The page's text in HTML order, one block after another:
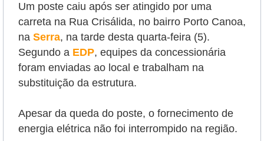
Um poste caiu após ser atingido por uma
carreta na Rua Crisálida, no bairro Porto Canoa,
na Serra, na tarde desta quarta-feira (5).
Segundo a EDP, equipes da concessionária
foram enviadas ao local e trabalham na
substituição da estrutura.
Apesar da queda do poste, o fornecimento de
energia elétrica não foi interrompido na região.